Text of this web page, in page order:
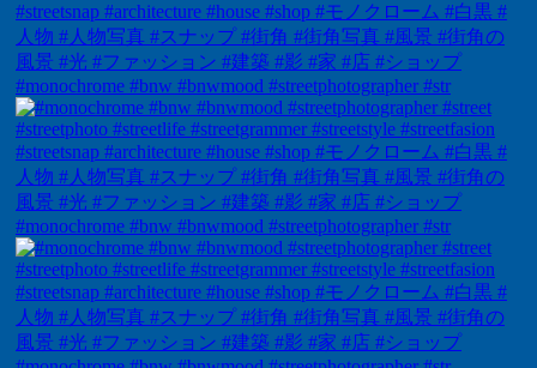
#monochrome #bnw #bnwmood #streetphotographer #str
#monochrome #bnw #bnwmood #streetphotographer #str